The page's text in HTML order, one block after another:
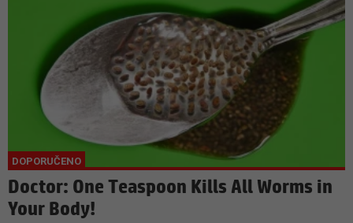
Doctor: One Teaspoon Kills All Worms in
Your Body!